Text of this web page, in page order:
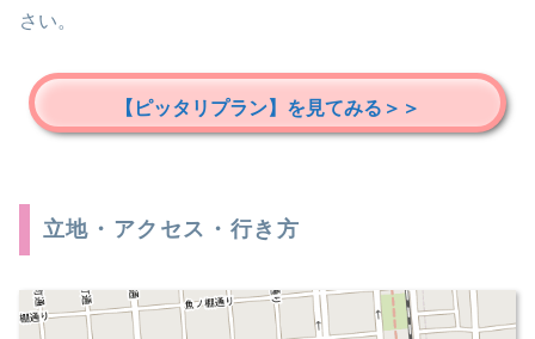
さい。
【ピッタリプラン】を見てみる＞＞
立地・アクセス・行き方